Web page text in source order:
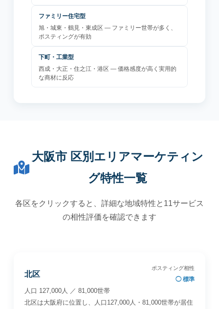
ファミリー住宅型
旭・城東・鶴見・東成区 — ファミリー世帯が多く、
ポスティングが有効
下町・工業型
西成・大正・住之江・港区 — 価格感度が高く実用的
な商材に反応
大阪市 区別エリアマーケティン
グ特性一覧
各区をクリックすると、詳細な地域特性と11サービス
の相性評価を確認できます
北区
ポスティング相性
◯ 標準
人口 127,000人 ／ 81,000世帯
北区は大阪府に位置し、人口127,000人・81,000世帯が居住